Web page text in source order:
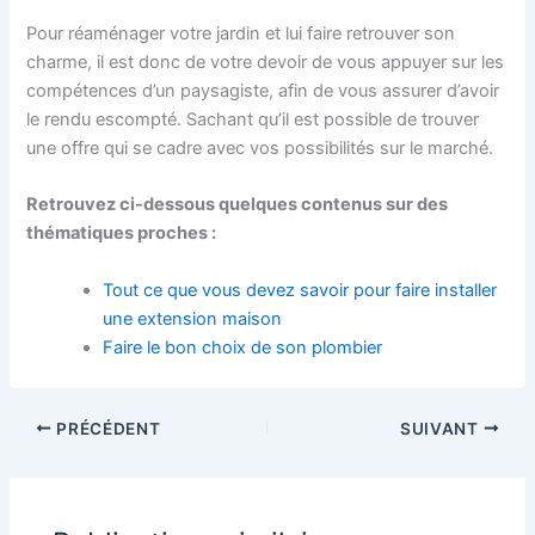
Pour réaménager votre jardin et lui faire retrouver son
charme, il est donc de votre devoir de vous appuyer sur les
compétences d’un paysagiste, afin de vous assurer d’avoir
le rendu escompté. Sachant qu’il est possible de trouver
une offre qui se cadre avec vos possibilités sur le marché.
Retrouvez ci-dessous quelques contenus sur des
thématiques proches :
Tout ce que vous devez savoir pour faire installer
une extension maison
Faire le bon choix de son plombier
PRÉCÉDENT SUIVANT